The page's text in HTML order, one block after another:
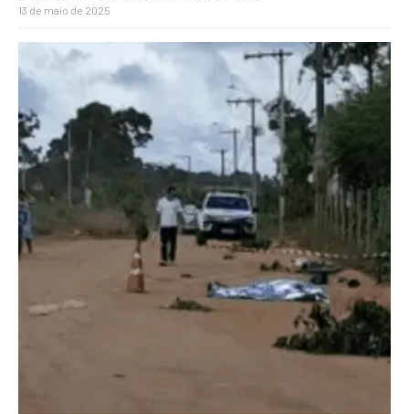
13 de maio de 2025